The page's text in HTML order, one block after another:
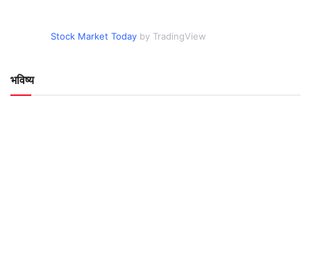
Stock Market Today by TradingView
भविष्य